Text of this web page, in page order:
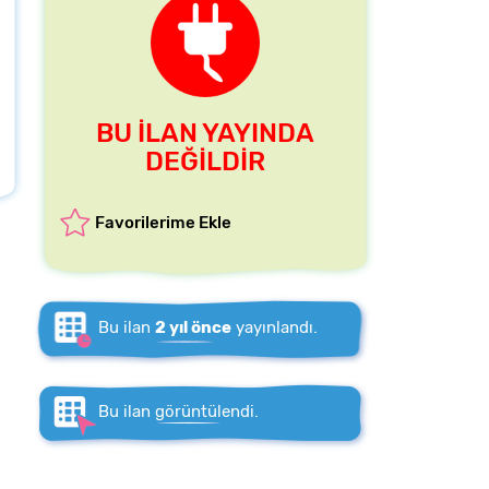
BU İLAN YAYINDA
DEĞİLDİR
Favorilerime Ekle
Bu ilan 2 yıl önce yayınlandı.
Bu ilan görüntülendi.